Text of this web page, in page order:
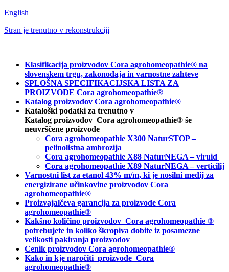
English
Stran je trenutno v rekonstrukciji
Klasifikacija proizvodov Cora agrohomeopathie® na
slovenskem trgu, zakonodaja in varnostne zahteve
SPLOŠNA SPECIFIKACIJSKA LISTA ZA
PROIZVODE Cora agrohomeopathie®
Katalog proizvodov Cora agrohomeopathie®
Kataloški podatki za trenutno v
Katalog proizvodov Cora agrohomeopathie® še
neuvrščene proizvode
Cora agrohomeopathie X300 NaturSTOP –
pelinolistna ambrozija
Cora agrohomeopathie X88 NaturNEGA – viruid
Cora agrohomeopathie X89 NaturNEGA – verticilij
Varnostni list za etanol 43% m/m, ki je nosilni medij za
energizirane učinkovine proizvodov Cora
agrohomeopathie®
Proizvajalčeva garancija za proizvode Cora
agrohomeopathie®
Kakšno količino proizvodov Cora agrohomeopathie ®
potrebujete in koliko škropiva dobite iz posamezne
velikosti pakiranja proizvodov
Cenik proizvodov Cora agrohomeopathie®
Kako in kje naročiti proizvode Cora
agrohomeopathie®